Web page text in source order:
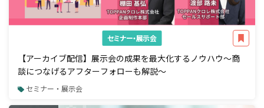
セミナー・展示会
【アーカイブ配信】展示会の成果を最大化するノウハウ～商
談につなげるアフターフォローも解説～
セミナー・展示会